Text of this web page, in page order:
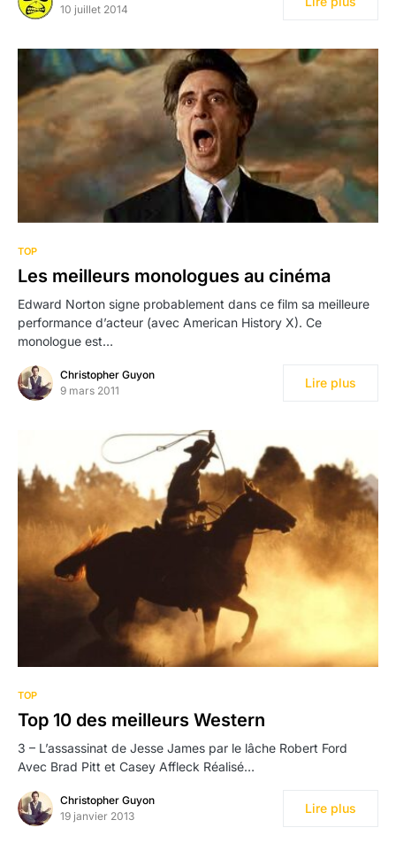
10 juillet 2014
TOP
Les meilleurs monologues au cinéma
Edward Norton signe probablement dans ce film sa meilleure
performance d’acteur (avec American History X). Ce
monologue est…
Christopher Guyon
9 mars 2011
Lire plus
TOP
Top 10 des meilleurs Western
3 – L’assassinat de Jesse James par le lâche Robert Ford
Avec Brad Pitt et Casey Affleck Réalisé…
Christopher Guyon
19 janvier 2013
Lire plus